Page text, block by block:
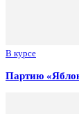
В курсе
Партию